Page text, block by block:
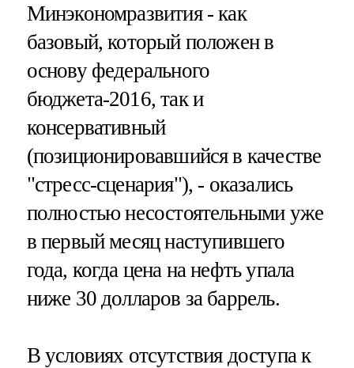
Минэкономразвития - как
базовый, который положен в
основу федерального
бюджета-2016, так и
консервативный
(позиционировавшийся в качестве
"стресс-сценария"), - оказались
полностью несостоятельными уже
в первый месяц наступившего
года, когда цена на нефть упала
ниже 30 долларов за баррель.
В условиях отсутствия доступа к